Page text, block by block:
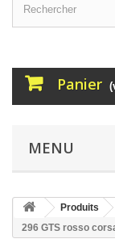
Panier
MENU
Produits
296 GTS rosso